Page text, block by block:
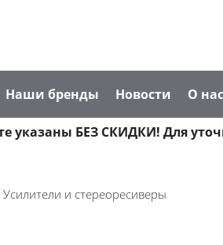
Наши бренды Новости О нас
указаны БЕЗ СКИДКИ! Для
Усилители и стереоресиверы